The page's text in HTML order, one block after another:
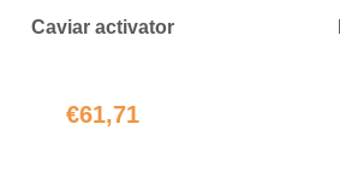
Caviar activator
€61,71